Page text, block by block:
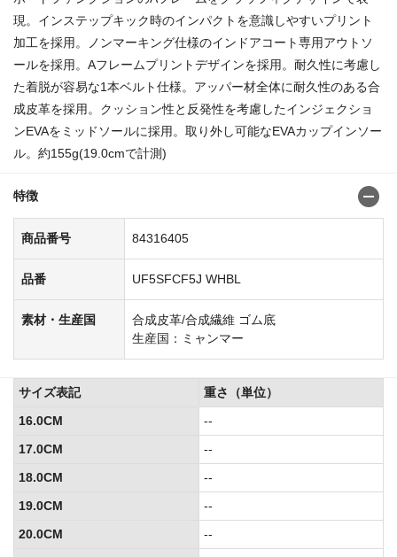
現。インステップキック時のインパクトを意識しやすいプリント
加工を採用。ノンマーキング仕様のインドアコート専用アウトソ
ールを採用。Aフレームプリントデザインを採用。耐久性に考慮し
た着脱が容易な1本ベルト仕様。アッパー材全体に耐久性のある合
成皮革を採用。クッション性と反発性を考慮したインジェクショ
ンEVAをミッドソールに採用。取り外し可能なEVAカップインソー
ル。約155g(19.0cmで計測)
特徴
商品番号 84316405
品番 UF5SFCF5J WHBL
素材・生産国
合成皮革/合成繊維 ゴム底
生産国：ミャンマー
サイズ表記
重さ（単位）
16.0CM
--
17.0CM
--
18.0CM
--
19.0CM
--
20.0CM
--